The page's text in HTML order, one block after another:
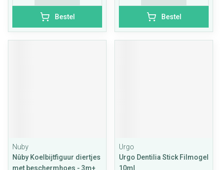
Bestel Bestel
Nuby
Nûby Koelbijtfiguur diertjes
met beschermhoes - 3m+
Urgo
Urgo Dentilia Stick Filmogel
10ml